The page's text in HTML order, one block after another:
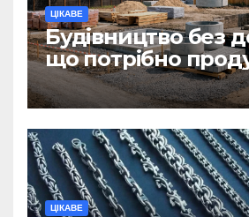
ЦІКАВЕ
Будівництво без
що потрібно
першої доставки
ділянку
ЦІКАВЕ